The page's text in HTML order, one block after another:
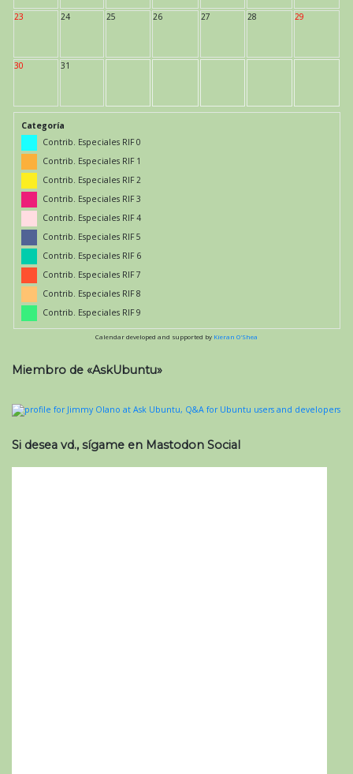
23 24 25 26 27 28 29
30 31
Categoría
Contrib. Especiales RIF 0
Contrib. Especiales RIF 1
Contrib. Especiales RIF 2
Contrib. Especiales RIF 3
Contrib. Especiales RIF 4
Contrib. Especiales RIF 5
Contrib. Especiales RIF 6
Contrib. Especiales RIF 7
Contrib. Especiales RIF 8
Contrib. Especiales RIF 9
Calendar developed and supported by Kieran O'Shea
Miembro de «AskUbuntu»
Si desea vd., sígame en Mastodon Social